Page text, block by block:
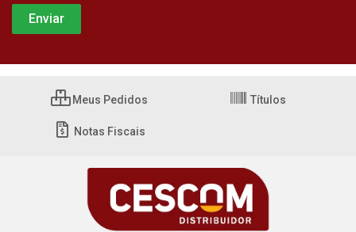
Meus Pedidos Títulos
Notas Fiscais